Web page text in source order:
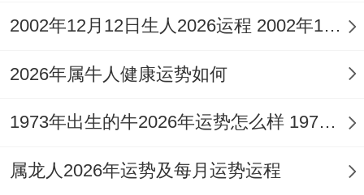
意外之财，但值「小耗」星干扰，那到手财
方岁破方存放贵重物品，以减少破财风险，
通观全年那财运呈波浪式发展，唯有计划支
属猴人2026年感情姻缘运势
2002年12月12日生人2026运程 2002年12月今年多大
2026年属牛人健康运势如何
1973年出生的牛2026年运势怎么样 1973年出生什么时候退休
属龙人2026年运势及每月运势运程